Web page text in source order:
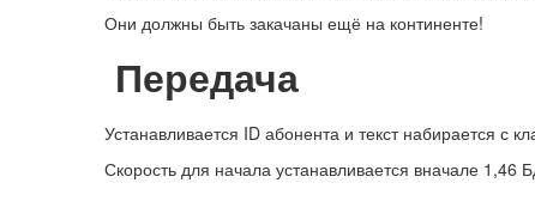
Они должны быть закачаны ещё на континенте!
Передача
Устанавливается ID абонента и текст набирается с
Скорость для начала устанавливается вначале